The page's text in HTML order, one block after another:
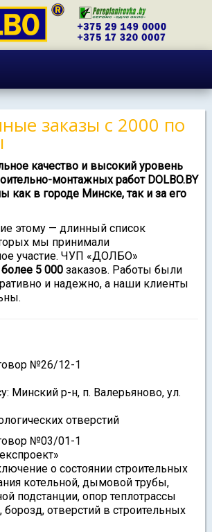
заказы с 2000 по
качество и высокий уровень
монтажных работ DOLBO.BY
как в городе Минске, так и за его
этому — длинный список
мы принимали
участие. ЧУП «ДОЛБО»
более 5 000 заказов. Работы были
и надежно, а наши клиенты
№26/12-1
Минский р-н, п. Валерьяново, ул.
отверстий
№03/01-1
о состоянии строительных
котельной, дымовой трубы,
подстанции, опор теплотрассы
борозд, отверстий в строительных